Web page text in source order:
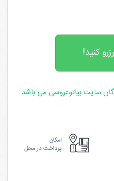
کنید!
سایت بیاتوعروسی می باشد
امکان
پرداخت در محل